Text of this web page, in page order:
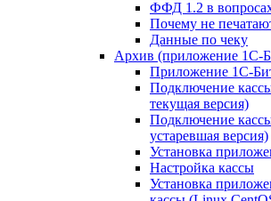
ФФД 1.2 в
Почему не
Данные по чеку
Архив (приложение 1С-
Приложение 1С-
Подключение
текущая версия)
Подключение
устаревшая версия)
Установка
Настройка кассы
Установка